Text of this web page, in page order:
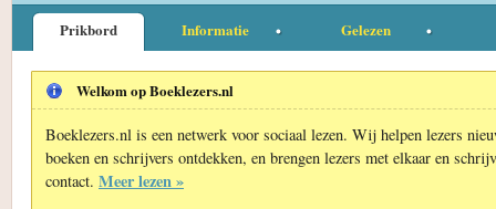
Prikbord Informatie Gelezen
Welkom op Boeklezers.nl
Boeklezers.nl is een netwerk voor sociaal lezen. Wij helpen lezers
boeken en schrijvers ontdekken, en brengen lezers met elkaar en
contact. Meer lezen »